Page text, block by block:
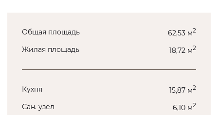
Общая площадь 62,53 м2
Жилая площадь 18,72 м2
Кухня 15,87 м2
Сан. узел 6,10 м2